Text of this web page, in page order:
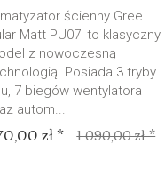
ścienny Gree
Matt PU07I to klasyczny
z nowoczesną
Posiada 3 tryby
7 biegów wentylatora
autom...
zł * 1 090,00 zł *